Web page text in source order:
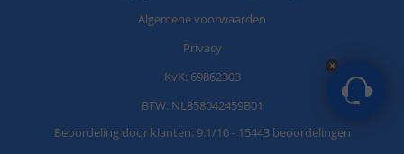
Algemene voorwaarden
Privacy
KvK: 69862303
BTW: NL858042459B01
Beoordeling door klanten: 9.1/10- 15443 beoordelingen